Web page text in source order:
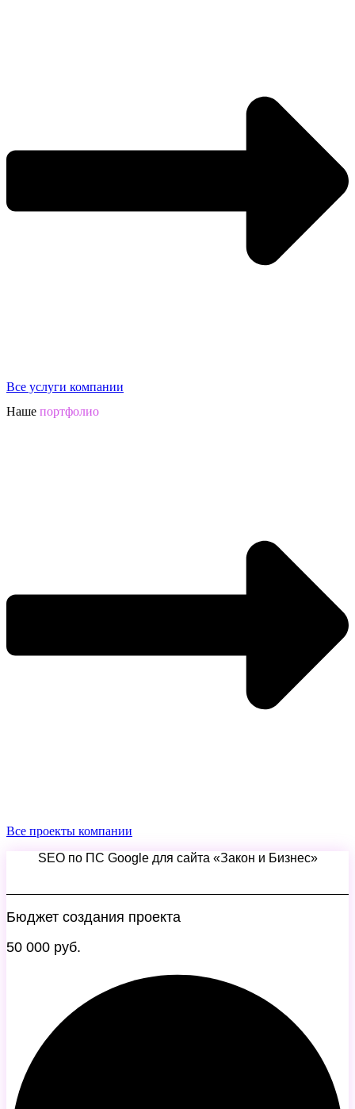
Все услуги компании
Наше портфолио
Все проекты компании
SEO по ПС Google для сайта «Закон и Бизнес»
Бюджет создания проекта
50 000 руб.